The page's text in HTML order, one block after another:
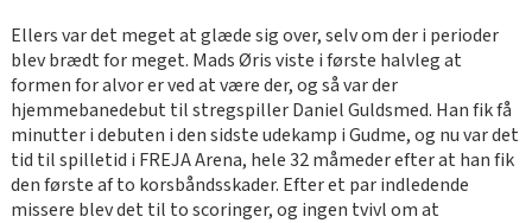
Ellers var det meget at glæde sig over, selv om der i perioder
blev brædt for meget. Mads Øris viste i første halvleg at
formen for alvor er ved at være der, og så var der
hjemmebanedebut til stregspiller Daniel Guldsmed. Han fik få
minutter i debuten i den sidste udekamp i Gudme, og nu var det
tid til spilletid i FREJA Arena, hele 32 måmeder efter at han fik
den første af to korsbåndsskader. Efter et par indledende
missere blev det til to scoringer, og ingen tvivl om at